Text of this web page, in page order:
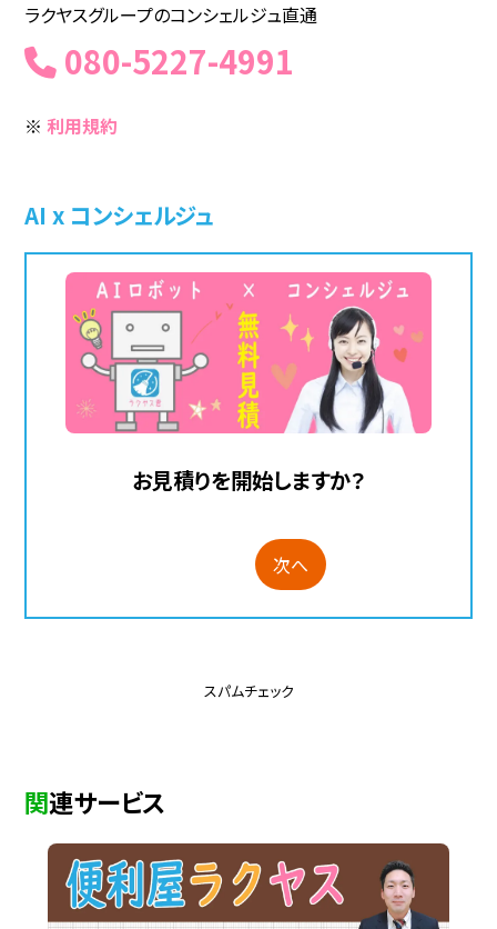
ラクヤスグループのコンシェルジュ直通
080-5227-4991
※利用規約
AI x コンシェルジュ
お見積りを開始しますか？
次へ
スパムチェック
関連サービス